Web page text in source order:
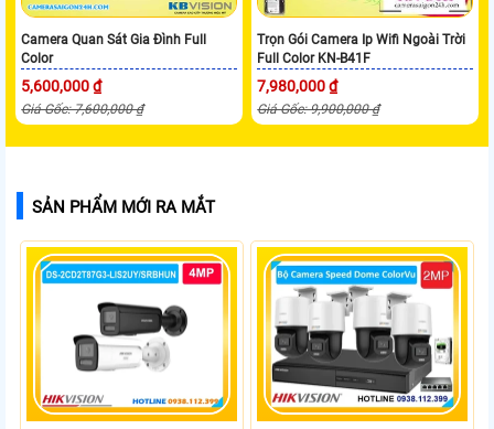
Camera Quan Sát Gia Đình Full
Color
5,600,000 ₫
Giá Gốc: 7,600,000 ₫
Trọn Gói Camera Ip Wifi Ngoài Trời
Full Color KN-B41F
7,980,000 ₫
Giá Gốc: 9,900,000 ₫
SẢN PHẨM MỚI RA MẮT